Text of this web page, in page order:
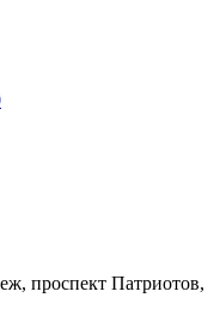
проспект Патриотов,